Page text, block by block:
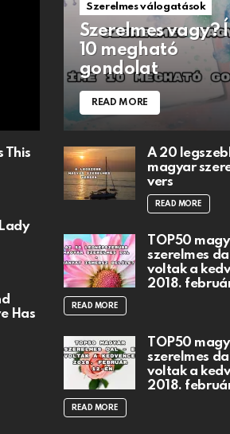
This
Has
Szerelmes válogatások
Szerelmes vagy?
10 megható
gondolat
READ MORE
A 20
magyar
vers
READ MORE
TOP50
szerelmes
voltak a
2018.
READ MORE
TOP50
szerelmes
voltak a
2018.
READ MORE